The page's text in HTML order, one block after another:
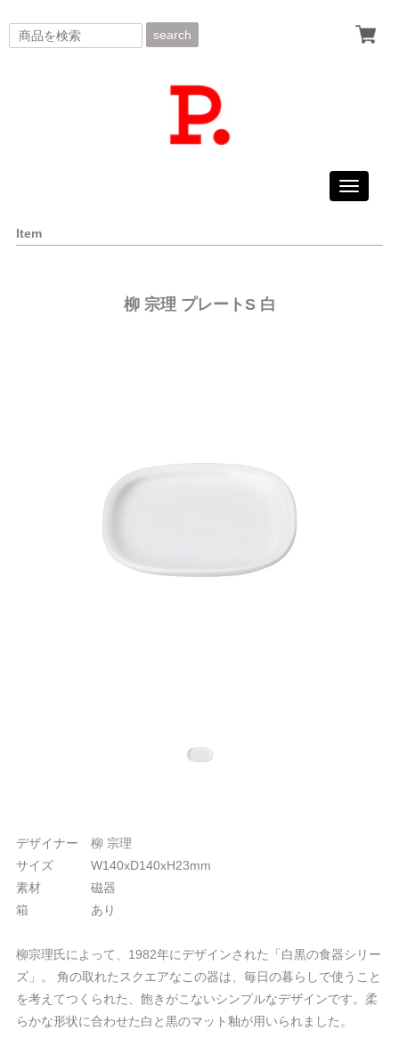
search
Toggle
Item
柳 宗理 プレートS 白
デザイナー 柳 宗理
サイズ W140xD140xH23mm
素材 磁器
箱 あり
柳宗理氏によって、1982年にデザインされた「白黒の食器シリー
ズ」。 角の取れたスクエアなこの器は、毎日の暮らしで使うこと
を考えてつくられた、飽きがこないシンプルなデザインです。柔
らかな形状に合わせた白と黒のマット釉が用いられました。